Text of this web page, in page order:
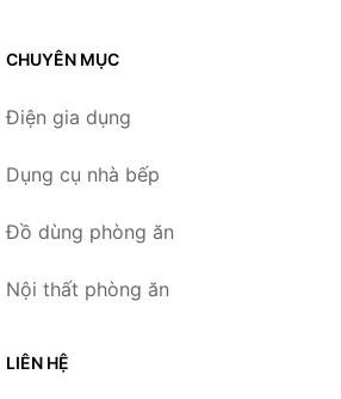
CHUYÊN MỤC
Điện gia dụng
Dụng cụ nhà bếp
Đồ dùng phòng ăn
Nội thất phòng ăn
LIÊN HỆ